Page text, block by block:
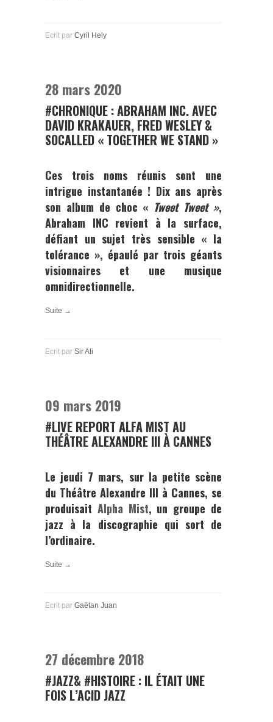
Ecrit par Cyril Hely
28 mars 2020
#CHRONIQUE : ABRAHAM INC. AVEC
DAVID KRAKAUER, FRED WESLEY &
SOCALLED « TOGETHER WE STAND »
Ces trois noms réunis sont une
intrigue instantanée ! Dix ans après
son album de choc « Tweet Tweet »,
Abraham INC revient à la surface,
défiant un sujet très sensible « la
tolérance », épaulé par trois géants
visionnaires et une musique
omnidirectionnelle.
Suite →
Ecrit par Sir Ali
09 mars 2019
#LIVE REPORT ALFA MIST AU
THÉÂTRE ALEXANDRE III À CANNES
Le jeudi 7 mars, sur la petite scène
du Théâtre Alexandre III à Cannes, se
produisait Alpha Mist, un groupe de
jazz à la discographie qui sort de
l’ordinaire.
Suite →
Ecrit par Gaëtan Juan
27 décembre 2018
#JAZZ& #HISTOIRE : IL ÉTAIT UNE
FOIS L’ACID JAZZ